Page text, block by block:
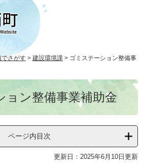
でさがす > 建設環境課 > ゴミステーション整備事
ョン整備事業補助金
ページ内目次
更新日：2025年6月10日更新